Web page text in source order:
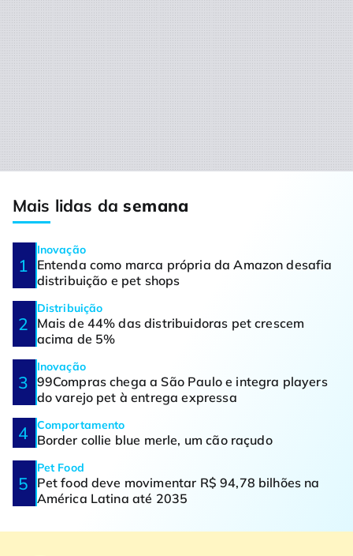
Mais lidas dasemana
Inovação
Entenda como marca própria da Amazon desafia
distribuição e pet shops
Distribuição
Mais de 44% das distribuidoras pet crescem
acima de 5%
Inovação
99Compras chega a São Paulo e integra players
do varejo pet à entrega expressa
Comportamento
Border collie blue merle, um cão raçudo
Pet Food
Pet food deve movimentar R$ 94,78 bilhões na
América Latina até 2035